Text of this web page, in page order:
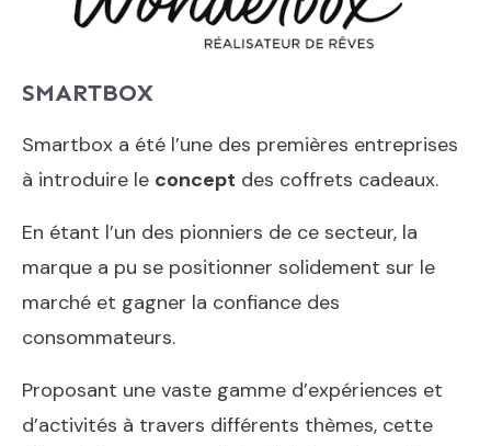
SMARTBOX
Smartbox a été l’une des premières entreprises
à introduire le concept des coffrets cadeaux.
En étant l’un des pionniers de ce secteur, la
marque a pu se positionner solidement sur le
marché et gagner la confiance des
consommateurs.
Proposant une vaste gamme d’expériences et
d’activités à travers différents thèmes, cette